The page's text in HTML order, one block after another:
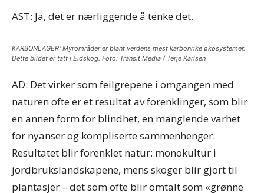
AST: Ja, det er nærliggende å tenke det.
KARBONLAGER: Myrområder er blant verdens mest karbonrike økosystemer.
Dette bildet er tatt i Eidskog. Foto: Transit Media / Terje Karlsen
AD: Det virker som feilgrepene i omgangen med
naturen ofte er et resultat av forenklinger, som blir
en annen form for blindhet, en manglende varhet
for nyanser og kompliserte sammenhenger.
Resultatet blir forenklet natur: monokultur i
jordbrukslandskapene, mens skoger blir gjort til
plantasjer – det som ofte blir omtalt som «grønne